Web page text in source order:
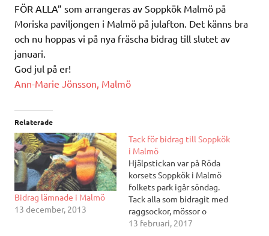
FÖR ALLA” som arrangeras av Soppkök Malmö på
Moriska paviljongen i Malmö på julafton. Det känns bra
och nu hoppas vi på nya fräscha bidrag till slutet av
januari.
God jul på er!
Ann-Marie Jönsson, Malmö
Relaterade
Bidrag lämnade i Malmö
13 december, 2013
Tack för bidrag till Soppkök
i Malmö
Hjälpstickan var på Röda
korsets Soppkök i Malmö
folkets park igår söndag.
Tack alla som bidragit med
raggsockor, mössor o
vantar och som gör det
13 februari, 2017